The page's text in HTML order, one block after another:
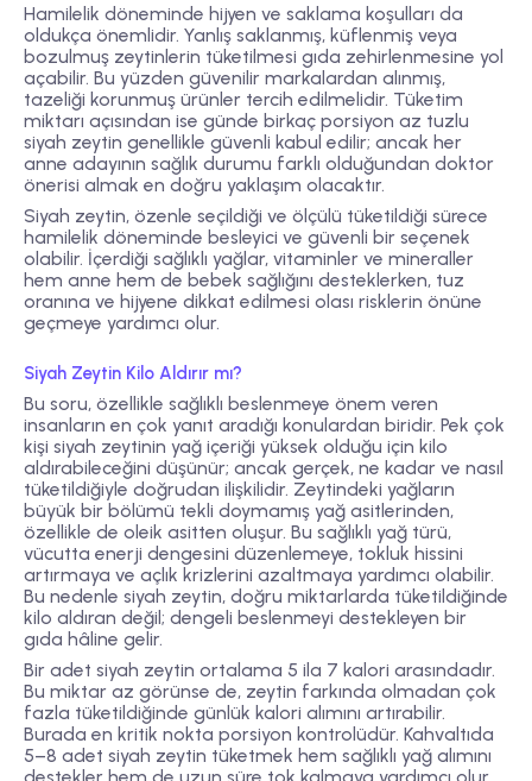
Hamilelik döneminde hijyen ve saklama koşulları da
oldukça önemlidir. Yanlış saklanmış, küflenmiş veya
bozulmuş zeytinlerin tüketilmesi gıda zehirlenmesine yol
açabilir. Bu yüzden güvenilir markalardan alınmış,
tazeliği korunmuş ürünler tercih edilmelidir. Tüketim
miktarı açısından ise günde birkaç porsiyon az tuzlu
siyah zeytin genellikle güvenli kabul edilir; ancak her
anne adayının sağlık durumu farklı olduğundan doktor
önerisi almak en doğru yaklaşım olacaktır.
Siyah zeytin, özenle seçildiği ve ölçülü tüketildiği sürece
hamilelik döneminde besleyici ve güvenli bir seçenek
olabilir. İçerdiği sağlıklı yağlar, vitaminler ve mineraller
hem anne hem de bebek sağlığını desteklerken, tuz
oranına ve hijyene dikkat edilmesi olası risklerin önüne
geçmeye yardımcı olur.
Siyah Zeytin Kilo Aldırır mı?
Bu soru, özellikle sağlıklı beslenmeye önem veren
insanların en çok yanıt aradığı konulardan biridir. Pek çok
kişi siyah zeytinin yağ içeriği yüksek olduğu için kilo
aldırabileceğini düşünür; ancak gerçek, ne kadar ve nasıl
tüketildiğiyle doğrudan ilişkilidir. Zeytindeki yağların
büyük bir bölümü tekli doymamış yağ asitlerinden,
özellikle de oleik asitten oluşur. Bu sağlıklı yağ türü,
vücutta enerji dengesini düzenlemeye, tokluk hissini
artırmaya ve açlık krizlerini azaltmaya yardımcı olabilir.
Bu nedenle siyah zeytin, doğru miktarlarda tüketildiğinde
kilo aldıran değil; dengeli beslenmeyi destekleyen bir
gıda hâline gelir.
Bir adet siyah zeytin ortalama 5 ila 7 kalori arasındadır.
Bu miktar az görünse de, zeytin farkında olmadan çok
fazla tüketildiğinde günlük kalori alımını artırabilir.
Burada en kritik nokta porsiyon kontrolüdür. Kahvaltıda
5–8 adet siyah zeytin tüketmek hem sağlıklı yağ alımını